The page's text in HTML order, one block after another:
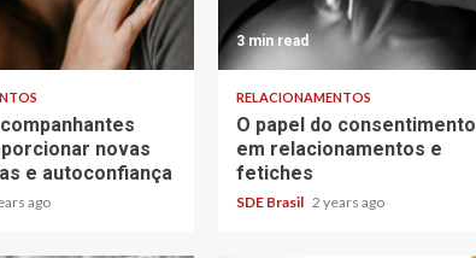
novas
e autoconfiança
ago
3 min read
RELACIONAMENTOS
O papel do consentimento
em relacionamentos e
fetiches
SDE Brasil 2 years ago